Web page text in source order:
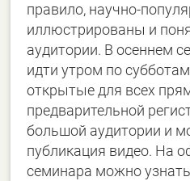
правило, научно-
иллюстрированы и
аудитории. В осеннем
идти утром по
открытые для всех
предварительной
большой аудитории и
публикация видео. На
семинара можно